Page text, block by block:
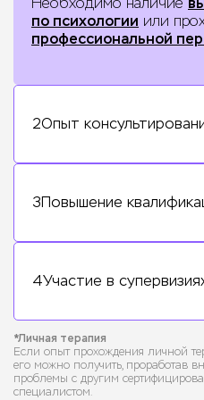
по психологии или
профессиональной
2Опыт
2
Опыт
Требуется небольшой
с клиентами, причем
3Повышение
3
4Участие в
*Личная терапия
Если опыт прохождения личной
его можно получить, проработав
проблемы с другим
специалистом.